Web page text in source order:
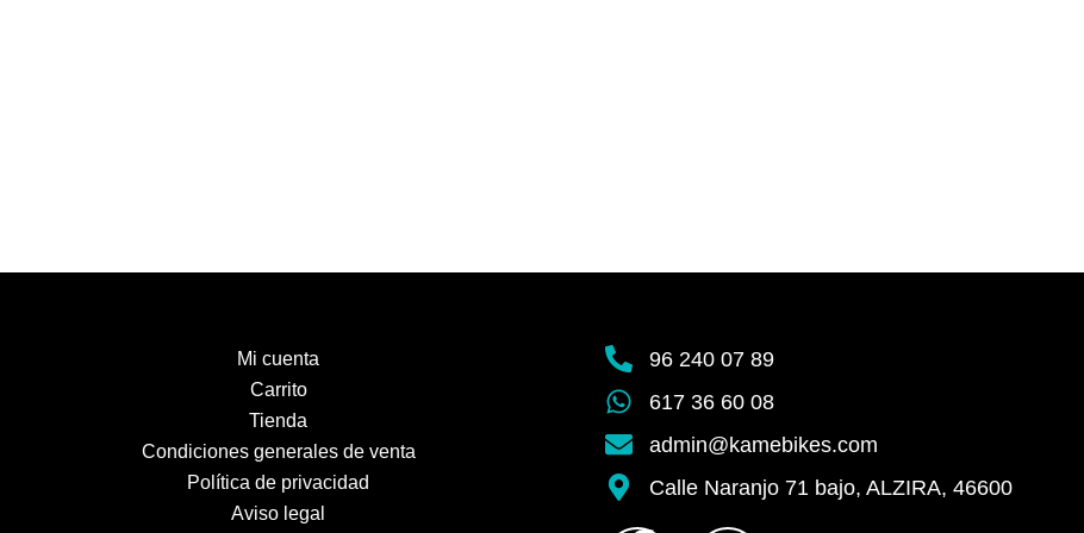
Mi cuenta
Carrito
Tienda
Condiciones generales de venta
Política de privacidad
Aviso legal
96 240 07 89
617 36 60 08
admin@kamebikes.com
Calle Naranjo 71 bajo, ALZIRA, 46600